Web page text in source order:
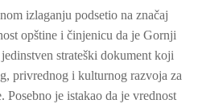
izlaganju podsetio na značaj
opštine i činjenicu da je Gornji
strateški dokument koji
privrednog i kulturnog razvoja za
je istakao da je vrednost